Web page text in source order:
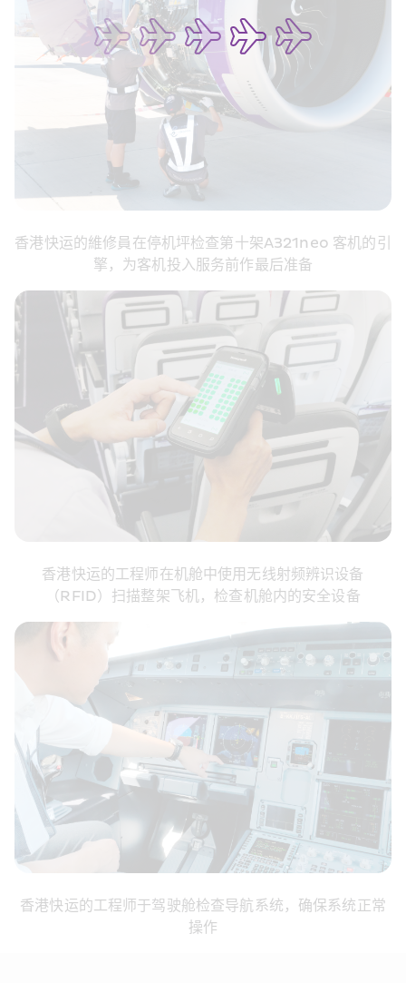
香港快运的維修員在停机坪检查第十架A321neo 客机的引
擎，为客机投入服务前作最后准备
香港快运的工程师在机舱中使用无线射频辨识设备
（RFID）扫描整架飞机，检查机舱内的安全设备
香港快运的工程师于驾驶舱检查导航系统，确保系统正常
操作